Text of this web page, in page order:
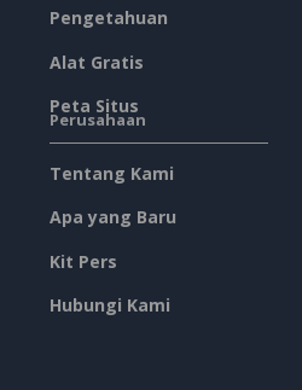
Pengetahuan
Alat Gratis
Peta Situs
Perusahaan
Tentang Kami
Apa yang Baru
Kit Pers
Hubungi Kami